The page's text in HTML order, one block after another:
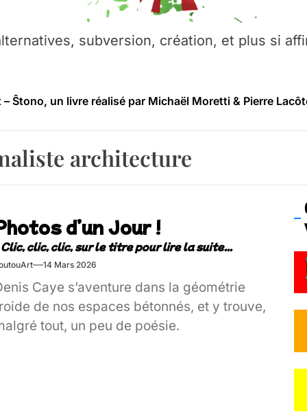
subversion, création, et plus si
Fripon – vernissage 21 mai (Lyon)
– Ŝtono, un livre réalisé par Michaël Moretti & Pierre
contre l’A412 à l’Établi (Haute-Savoie)
Montchat‑Lit – 7 juin 2026 (Lyon 3ᵉ)
Festival – Samedi 18 juillet (Vaulx-en-Velin)
architecture
d’un Jour !
14 Mars 2026
Caye s’aventure dans la géométrie
de nos espaces bétonnés, et y trouve,
tout, un peu de poésie.